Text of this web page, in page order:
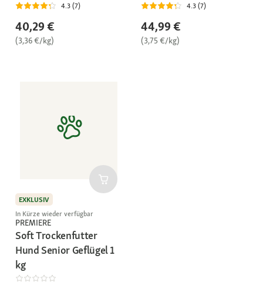
4.3 (7)
40,29 €
(3,36 €/kg)
4.3 (7)
44,99 €
(3,75 €/kg)
EXKLUSIV
In Kürze wieder verfügbar
PREMIERE
Soft Trockenfutter
Hund Senior Geflügel 1
kg